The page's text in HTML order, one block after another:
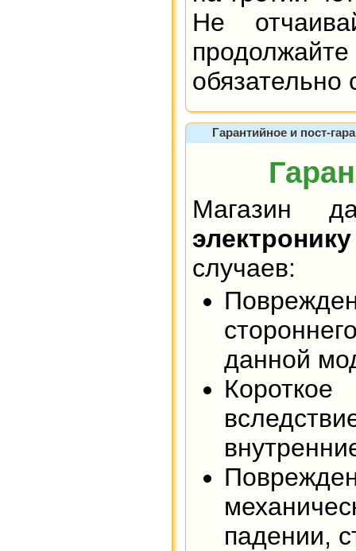
Не
обязательно
Гарантийное и пост-
Магазин
случаев:
данной
падении,